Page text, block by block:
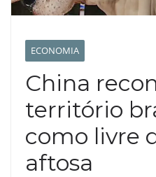
ECONOMIA
China
território
como livre
aftosa